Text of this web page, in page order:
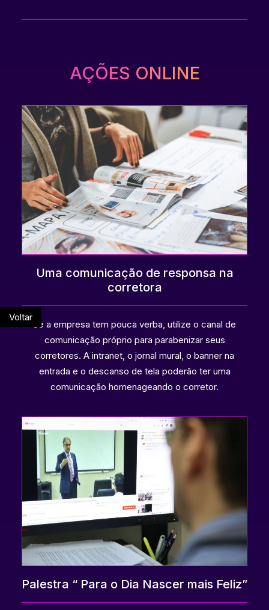
AÇÕES ONLINE
Uma comunicação de responsa na
corretora
Se a empresa tem pouca verba, utilize o canal de
comunicação próprio para parabenizar seus
corretores. A intranet, o jornal mural, o banner na
entrada e o descanso de tela poderão ter uma
comunicação homenageando o corretor.
Palestra “ Para o Dia Nascer mais Feliz”
Voltar